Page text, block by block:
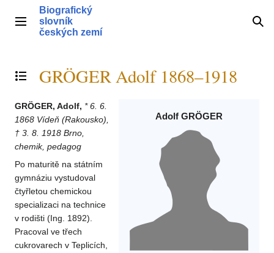
obsahHlavní menu
Biografický
slovník
českých zemí
Přepnout obsah
GRÖGER Adolf 1868–1918
Adolf GRÖGER
GRÖGER, Adolf, * 6. 6.
1868 Vídeň (Rakousko),
† 3. 8. 1918 Brno,
chemik, pedagog
Po maturitě na státním
gymnáziu vystudoval
čtyřletou chemickou
specializaci na technice
v rodišti (Ing. 1892).
Pracoval ve třech
cukrovarech v Teplicích,